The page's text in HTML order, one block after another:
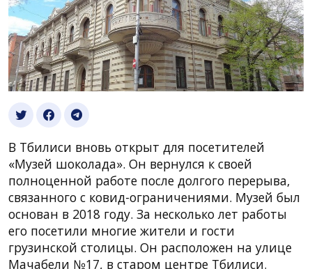
В Тбилиси вновь открыт для посетителей
«Музей шоколада». Он вернулся к своей
полноценной работе после долгого перерыва,
связанного с ковид-ограничениями. Музей был
основан в 2018 году. За несколько лет работы
его посетили многие жители и гости
грузинской столицы. Он расположен на улице
Мачабели №17, в старом центре Тбилиси.